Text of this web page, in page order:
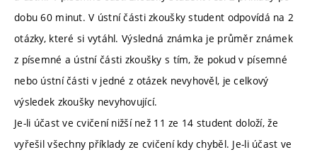
dobu 60 minut. V ústní části zkoušky student odpovídá na 2
otázky, které si vytáhl. Výsledná známka je průměr známek
z písemné a ústní části zkoušky s tím, že pokud v písemné
nebo ústní části v jedné z otázek nevyhověl, je celkový
výsledek zkoušky nevyhovující.
Je-li účast ve cvičení nižší než 11 ze 14 student doloží, že
vyřešil všechny příklady ze cvičení kdy chyběl. Je-li účast ve